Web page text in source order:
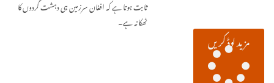
ثابت ہوتا ہے کہ افغان سرزمین ہی دہشت گردوں کا
ٹھکانہ ہے۔
مزید لوڈ کریں